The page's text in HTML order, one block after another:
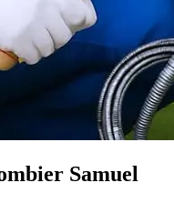
Samuel